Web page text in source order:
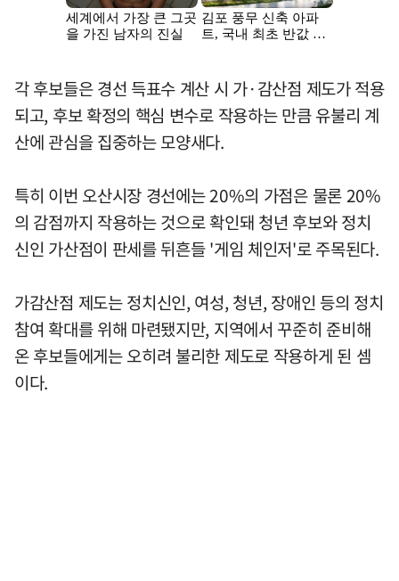
각 후보들은 경선 득표수 계산 시 가·감산점 제도가 적용
되고, 후보 확정의 핵심 변수로 작용하는 만큼 유불리 계
산에 관심을 집중하는 모양새다.
특히 이번 오산시장 경선에는 20%의 가점은 물론 20%
의 감점까지 작용하는 것으로 확인돼 청년 후보와 정치
신인 가산점이 판세를 뒤흔들 '게임 체인저'로 주목된다.
가감산점 제도는 정치신인, 여성, 청년, 장애인 등의 정치
참여 확대를 위해 마련됐지만, 지역에서 꾸준히 준비해
온 후보들에게는 오히려 불리한 제도로 작용하게 된 셈
이다.